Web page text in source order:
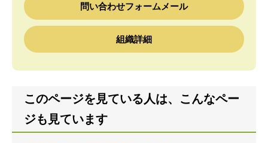
問い合わせフォームメール
組織詳細
このページを見ている人は、こんなペー
ジも見ています